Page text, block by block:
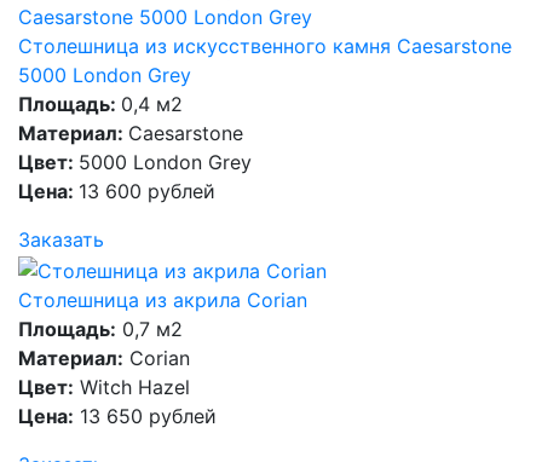
Столешница из искусственного камня Caesarstone
5000 London Grey
Площадь: 0,4 м2
Материал: Caesarstone
Цвет: 5000 London Grey
Цена: 13 600 рублей
Заказать
Столешница из акрила Corian
Площадь: 0,7 м2
Материал: Corian
Цвет: Witch Hazel
Цена: 13 650 рублей